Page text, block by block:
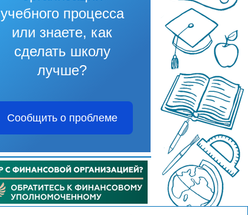
учебного процесса
или знаете, как
сделать школу
лучше?
Сообщить о проблеме